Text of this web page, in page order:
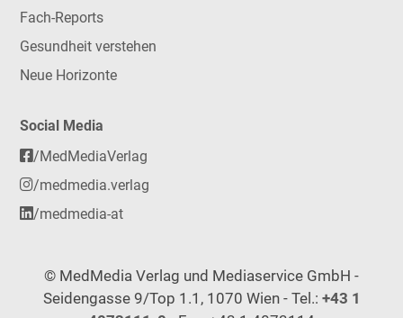
Fach-Reports
Gesundheit verstehen
Neue Horizonte
Social Media
/MedMediaVerlag
/medmedia.verlag
/medmedia-at
© MedMedia Verlag und Mediaservice GmbH -
Seidengasse 9/Top 1.1, 1070 Wien - Tel.: +43 1